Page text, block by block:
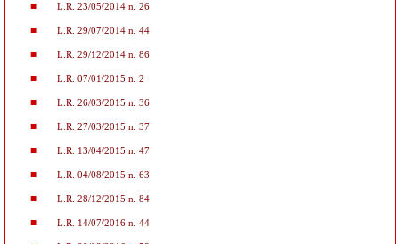
L.R. 23/05/2014 n. 26
L.R. 29/07/2014 n. 44
L.R. 29/12/2014 n. 86
L.R. 07/01/2015 n. 2
L.R. 26/03/2015 n. 36
L.R. 27/03/2015 n. 37
L.R. 13/04/2015 n. 47
L.R. 04/08/2015 n. 63
L.R. 28/12/2015 n. 84
L.R. 14/07/2016 n. 44